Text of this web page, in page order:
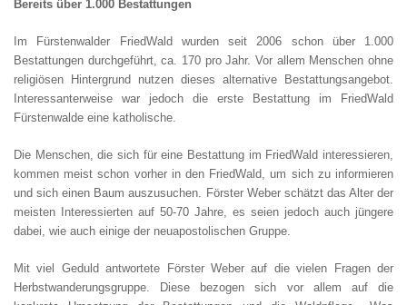
Bereits über 1.000 Bestattungen
Im Fürstenwalder FriedWald wurden seit 2006 schon über 1.000
Bestattungen durchgeführt, ca. 170 pro Jahr. Vor allem Menschen ohne
religiösen Hintergrund nutzen dieses alternative Bestattungsangebot.
Interessanterweise war jedoch die erste Bestattung im FriedWald
Fürstenwalde eine katholische.
Die Menschen, die sich für eine Bestattung im FriedWald interessieren,
kommen meist schon vorher in den FriedWald, um sich zu informieren
und sich einen Baum auszusuchen. Förster Weber schätzt das Alter der
meisten Interessierten auf 50-70 Jahre, es seien jedoch auch jüngere
dabei, wie auch einige der neuapostolischen Gruppe.
Mit viel Geduld antwortete Förster Weber auf die vielen Fragen der
Herbstwanderungsgruppe. Diese bezogen sich vor allem auf die